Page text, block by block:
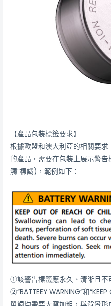
【產品包裝標籤要求】
根據歐盟和澳大利亞的相關要
的產品，需要在包裝上展示警
觸”標識)，範例如下：
①該警告標籤應永久、清晰且不
②“BATTEEY WARNING”和
單詞均需要大寫加粗，與背景形